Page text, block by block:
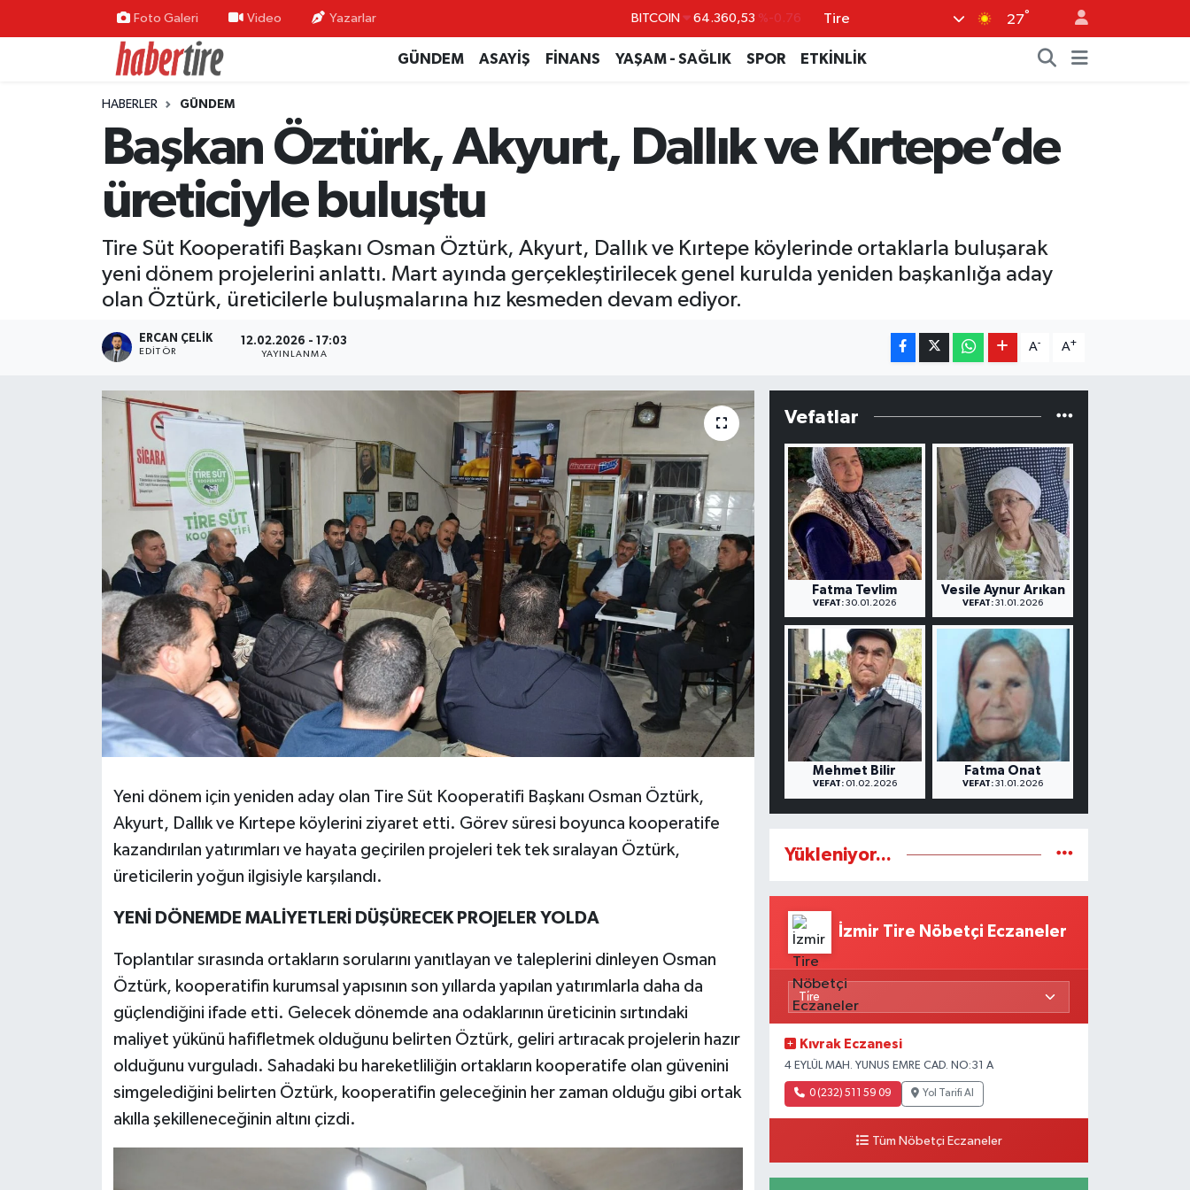
Foto Galeri Video Yazarlar DOLAR 47,7069 %0.17
EURO 55,0265 %0.01
BİST100 13.887 %64
Tire 27°
GÜNDEM ASAYİŞ FİNANS YAŞAM - SAĞLIK SPOR ETKİNLİK
HABERLER GÜNDEM
Başkan Öztürk, Akyurt, Dallık ve Kırtepe’de
üreticiyle buluştu
Tire Süt Kooperatifi Başkanı Osman Öztürk, Akyurt, Dallık ve Kırtepe köylerinde ortaklarla buluşarak
yeni dönem projelerini anlattı. Mart ayında gerçekleştirilecek genel kurulda yeniden başkanlığa aday
olan Öztürk, üreticilerle buluşmalarına hız kesmeden devam ediyor.
ERCAN ÇELIK
EDITÖR
12.02.2026 - 17:03
YAYINLANMA
A- A+
Yeni dönem için yeniden aday olan Tire Süt Kooperatifi Başkanı Osman Öztürk,
Akyurt, Dallık ve Kırtepe köylerini ziyaret etti. Görev süresi boyunca kooperatife
kazandırılan yatırımları ve hayata geçirilen projeleri tek tek sıralayan Öztürk,
üreticilerin yoğun ilgisiyle karşılandı.
YENİ DÖNEMDE MALİYETLERİ DÜŞÜRECEK PROJELER YOLDA
Toplantılar sırasında ortakların sorularını yanıtlayan ve taleplerini dinleyen Osman
Öztürk, kooperatifin kurumsal yapısının son yıllarda yapılan yatırımlarla daha da
güçlendiğini ifade etti. Gelecek dönemde ana odaklarının üreticinin sırtındaki
maliyet yükünü hafifletmek olduğunu belirten Öztürk, geliri artıracak projelerin hazır
olduğunu vurguladı. Sahadaki bu hareketliliğin ortakların kooperatife olan güvenini
simgelediğini belirten Öztürk, kooperatifin geleceğinin her zaman olduğu gibi ortak
akılla şekilleneceğinin altını çizdi.
Vefatlar
Fatma Tevlim
VEFAT: 30.01.2026
Vesile Aynur Arıkan
VEFAT: 31.01.2026
Mehmet Bilir
VEFAT:01.02.2026
Fatma Onat
VEFAT: 31.01.2026
Yükleniyor...
İzmir Tire Nöbetçi Eczaneler
Kıvrak Eczanesi
4 EYLÜL MAH. YUNUS EMRE CAD. NO:31 A
0 (232) 511 59 09 Yol Tarifi Al
Tüm Nöbetçi Eczaneler
Tire Nöbetçi Eczaneler
Tire Hava Durumu
Tire Trafik Yoğunluk Haritası
Süper Lig Puan Durumu ve Fikstür
Tüm Manşetler
Son Dakika Haberleri
Haber Arşivi